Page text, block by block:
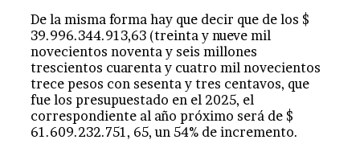
De la misma forma hay que decir que de los $
39.996.344.913,63 (treinta y nueve mil
novecientos noventa y seis millones
trescientos cuarenta y cuatro mil novecientos
trece pesos con sesenta y tres centavos, que
fue los presupuestado en el 2025, el
correspondiente al año próximo será de $
61.609.232.751, 65, un 54% de incremento.